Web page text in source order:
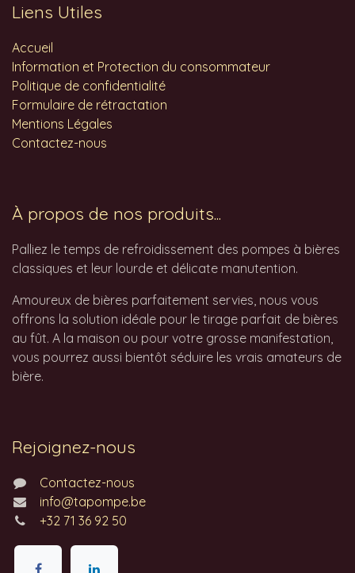
Liens Utiles
Accueil
Information et Protection du consommateur
Politique de confidentialité
Formulaire de rétractation
Mentions Légales
Contactez-nous
À propos de nos produits...
Palliez le temps de refroidissement des pompes à bières
classiques et leur lourde et délicate manutention.
Amoureux de bières parfaitement servies, nous vous
offrons la solution idéale pour le tirage parfait de bières
au fût. A la maison ou pour votre grosse manifestation,
vous pourrez aussi bientôt séduire les vrais amateurs de
bière.
Rejoignez-nous
Contactez-nous
info@tapompe.be
+32 71 36 92 50